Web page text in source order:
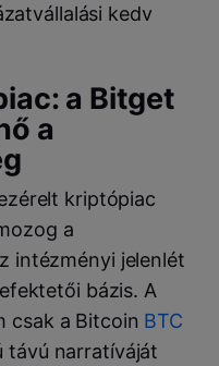
kedv
a Bitget
a
kriptópiac
a
intézményi jelenlét
bázis. A
csak a Bitcoin BTC
távú narratíváját